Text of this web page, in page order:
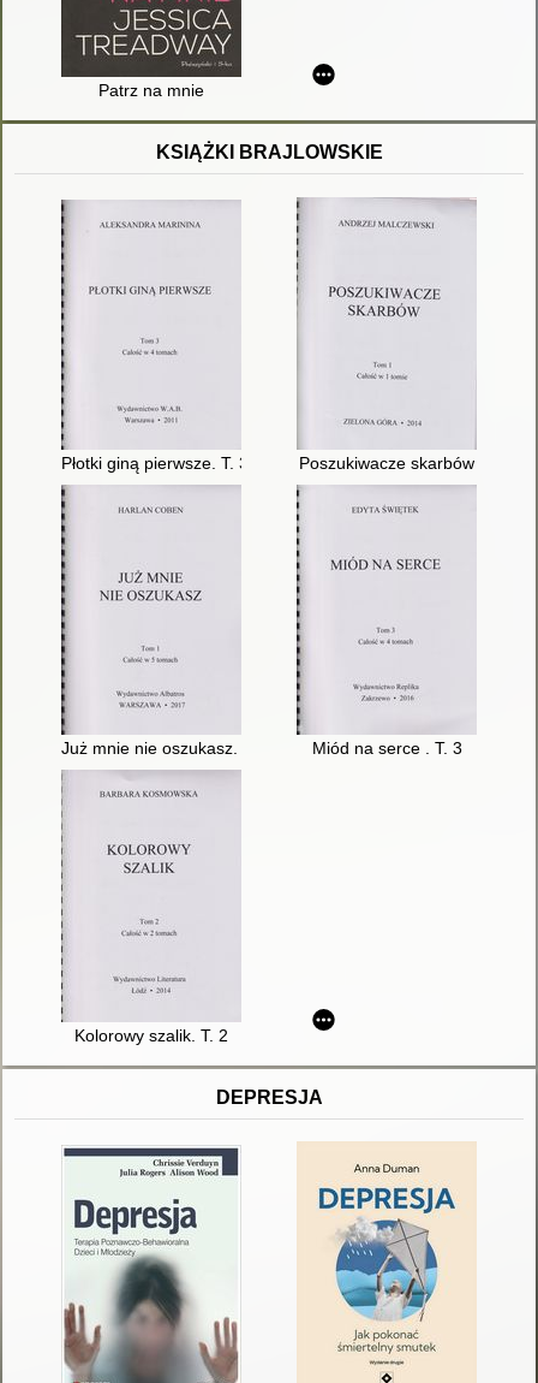
Patrz na mnie
KSIĄŻKI BRAJLOWSKIE
Płotki giną pierwsze. T. 3 Poszukiwacze skarbów
Już mnie nie oszukasz. T. 1 Miód na serce . T. 3
Kolorowy szalik. T. 2
DEPRESJA